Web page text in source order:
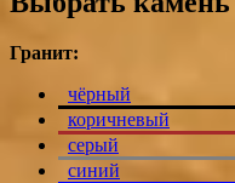
Гранит:
чёрный
коричневый
серый
синий